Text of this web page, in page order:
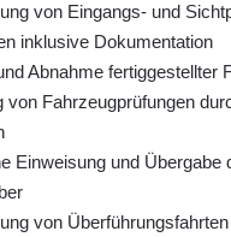
von Eingangs- und
inklusive Dokumentation
Abnahme fertiggestellter
von Fahrzeugprüfungen
Einweisung und Übergabe
von Überführungsfahrten